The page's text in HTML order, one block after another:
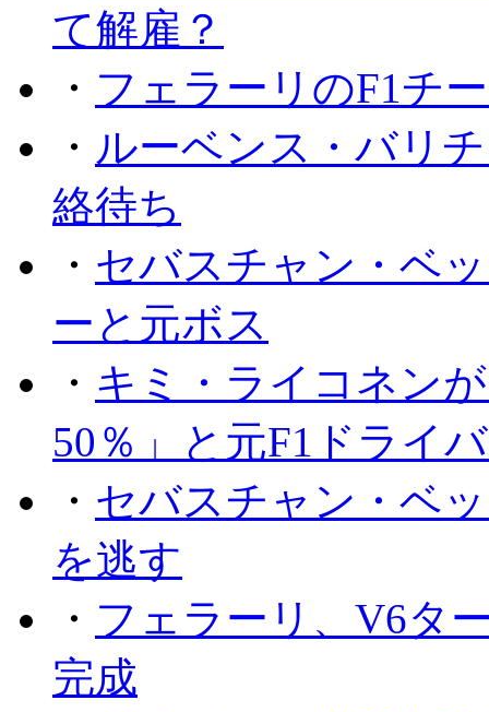
て解雇？
・ フェラーリのF1チ
・ ルーベンス・バリ
絡待ち
・ セバスチャン・ベ
ーと元ボス
・ キミ・ライコネン
50％」と元F1ドライ
・ セバスチャン・ベ
を逃す
・ フェラーリ、V6タ
完成